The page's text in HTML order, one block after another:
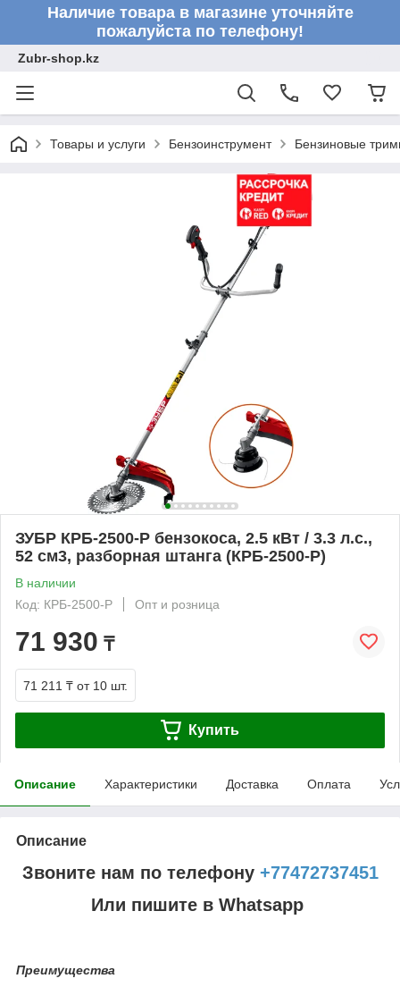
Наличие товара в магазине уточняйте
пожалуйста по телефону!
Zubr-shop.kz
Товары и услуги Бензоинструмент Бензиновые
ЗУБР КРБ-2500-Р бензокоса, 2.5 кВт / 3.3 л.с.,
52 см3, разборная штанга (КРБ-2500-Р)
В наличии
Код: КРБ-2500-Р
Опт и розница
71 930 ₸
71 211 ₸ от 10 шт.
Купить
Описание Характеристики Доставка Оплата
Описание
Звоните нам по телефону +77472737451
Или пишите в Whatsapp
Преимущества